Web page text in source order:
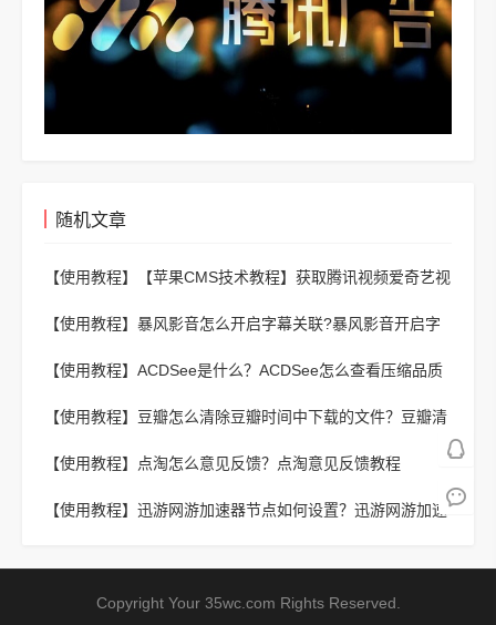
随机文章
【使用教程】
【苹果CMS技术教程】获取腾讯视频爱奇艺视
【使用教程】 暴风影音怎么开启字幕关联?暴风影音开启字
【使用教程】 ACDSee是什么？ACDSee怎么查看压缩品质
【使用教程】 豆瓣怎么清除豆瓣时间中下载的文件？豆瓣清
【使用教程】
点淘怎么意见反馈？点淘意见反馈教程
【使用教程】 迅游网游加速器节点如何设置？迅游网游加速
Copyright Your 35wc.com Rights Reserved.